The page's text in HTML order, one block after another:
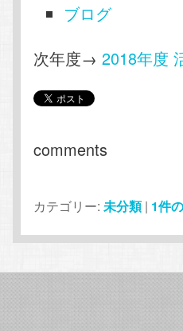
ブログ
次年度→2018年度
comments
カテゴリー: 未分類 | 1件